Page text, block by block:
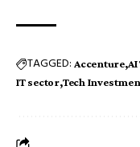
TAGGED: Accenture AI
IT sector Tech